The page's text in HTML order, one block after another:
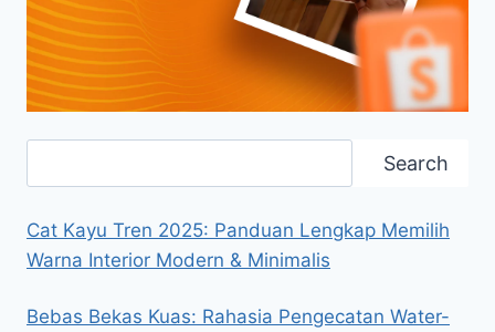
Search
Cat Kayu Tren 2025: Panduan Lengkap Memilih
Warna Interior Modern & Minimalis
Bebas Bekas Kuas: Rahasia Pengecatan Water-